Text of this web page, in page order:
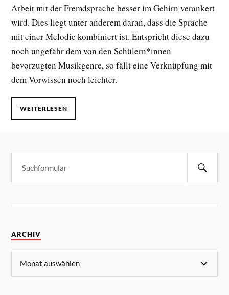
Arbeit mit der Fremdsprache besser im Gehirn verankert
wird. Dies liegt unter anderem daran, dass die Sprache
mit einer Melodie kombiniert ist. Entspricht diese dazu
noch ungefähr dem von den Schülern*innen
bevorzugten Musikgenre, so fällt eine Verknüpfung mit
dem Vorwissen noch leichter.
WEITERLESEN
ARCHIV